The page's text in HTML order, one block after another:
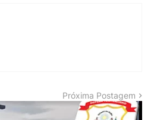
Próxima Postagem